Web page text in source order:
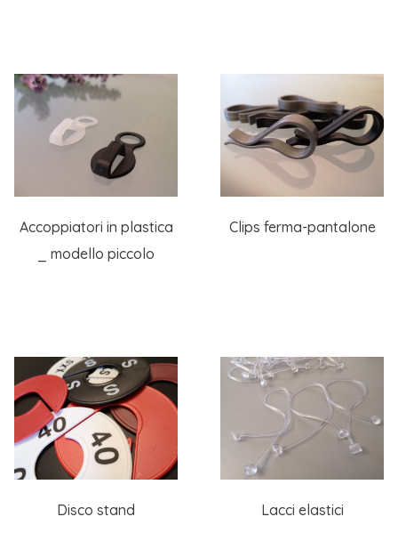
Accoppiatori in plastica
_ modello piccolo
Clips ferma-pantalone
Disco stand Lacci elastici